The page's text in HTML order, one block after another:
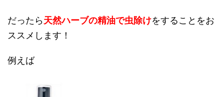
だったら天然ハーブの精油で虫除けをすることをお
ススメします！
例えば